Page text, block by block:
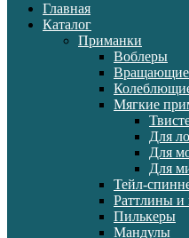
Главная
Каталог
Приманки
Воблеры
Мягкие
Для
Для
Для
Тейл-
Раттлины и
Пилькеры
Мандулы